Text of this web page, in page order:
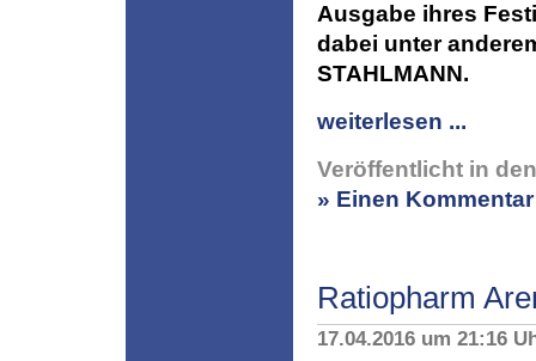
Ausgabe ihres
dabei unter
STAHLMANN.
weiterlesen ...
Veröffentlicht in
» Einen
Ratiopharm
17.04.2016 um 21:16